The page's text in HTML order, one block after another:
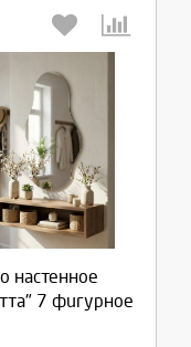
настенное
7 фигурное
количество:
Отмена